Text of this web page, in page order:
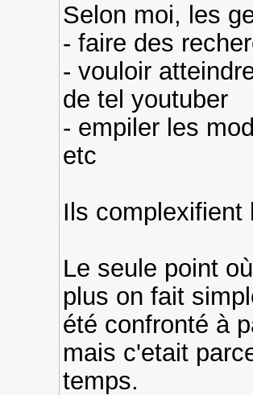
Selon moi, les
- faire des
- vouloir
de tel youtuber
- empiler les
etc
Ils complexifient
Le seule point
plus on fait
été confronté à
mais c'etait
temps.